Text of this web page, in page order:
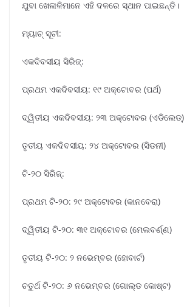
ଯୁବା ଖେଳାଳିମାନେ ଏହି ଦଳରେ ସ୍ଥାନ ପାଇଛନ୍ତି।
ମ୍ୟାଚ୍ ସୂଚୀ:
ଏକଦିବସୀୟ ସିରିଜ୍:
ପ୍ରଥମ ଏକଦିବସୀୟ: ୧୯ ଅକ୍ଟୋବର (ପର୍ଥ)
ଦ୍ୱିତୀୟ ଏକଦିବସୀୟ: ୨୩ ଅକ୍ଟୋବର (ଏଡିଲେଡ୍)
ତୃତୀୟ ଏକଦିବସୀୟ: ୨୪ ଅକ୍ଟୋବର (ସିଡନୀ)
ଟି-୨୦ ସିରିଜ୍:
ପ୍ରଥମ ଟି-୨୦: ୨୯ ଅକ୍ଟୋବର (କାନବେରା)
ଦ୍ୱିତୀୟ ଟି-୨୦: ୩୧ ଅକ୍ଟୋବର (ମେଲବର୍ଣ୍ଣ)
ତୃତୀୟ ଟି-୨୦: ୨ ନଭେମ୍ବର (ହୋବାର୍ଟ)
ଚତୁର୍ଥ ଟି-୨୦: ୬ ନଭେମ୍ବର (ଗୋଲ୍ଡ କୋଷ୍ଟ)